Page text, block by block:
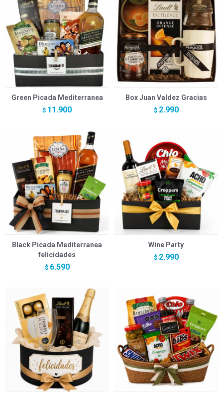
Green Picada Mediterranea
$ 11.900
Box Juan Valdez Gracias
$ 2.990
Black Picada Mediterranea
felicidades
$ 6.590
Wine Party
$ 2.990